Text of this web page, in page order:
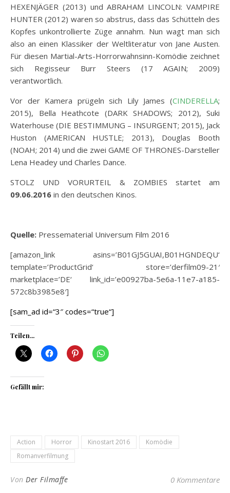
HEXENJÄGER (2013) und ABRAHAM LINCOLN: VAMPIRE
HUNTER (2012) waren so abstrus, dass das Schütteln des
Kopfes unkontrollierte Züge annahm. Nun wagt man sich
also an einen Klassiker der Weltliteratur von Jane Austen.
Für diesen Martial-Arts-Horrorwahnsinn-Komödie zeichnet
sich Regisseur Burr Steers (17 AGAIN; 2009)
verantwortlich.
Vor der Kamera prügeln sich Lily James (CINDERELLA;
2015), Bella Heathcote (DARK SHADOWS; 2012), Suki
Waterhouse (DIE BESTIMMUNG – INSURGENT; 2015), Jack
Huston (AMERICAN HUSTLE; 2013), Douglas Booth
(NOAH; 2014) und die zwei GAME OF THRONES-Darsteller
Lena Headey und Charles Dance.
STOLZ UND VORURTEIL & ZOMBIES startet am
09.06.2016 in den deutschen Kinos.
Quelle: Pressematerial Universum Film 2016
[amazon_link asins=’B01GJ5GUAI,B01HGNDEQU‘
template=’ProductGrid‘ store=’derfilm09-21′
marketplace=’DE‘ link_id=’e00927ba-5e6a-11e7-a185-
572c8b3985e8′]
[sam_ad id=“3″ codes=“true“]
Teilen...
Gefällt mir:
Action Horror Kinostart 2016
Komödie
Romanverfilmung
Von Der Filmaffe 0 Kommentare